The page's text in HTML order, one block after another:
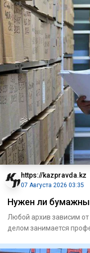
https://kazpravda.kz
07 Августа 2026 03:35
Нужен ли
Любой архив зависим
делом занимается